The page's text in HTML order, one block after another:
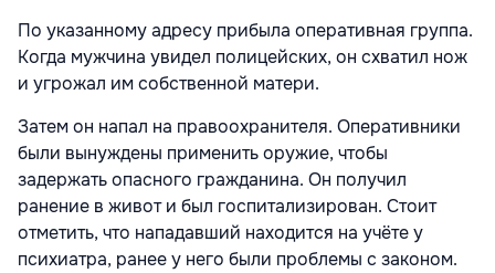
По указанному адресу прибыла оперативная группа.
Когда мужчина увидел полицейских, он схватил нож
и угрожал им собственной матери.
Затем он напал на правоохранителя. Оперативники
были вынуждены применить оружие, чтобы
задержать опасного гражданина. Он получил
ранение в живот и был госпитализирован. Стоит
отметить, что нападавший находится на учёте у
психиатра, ранее у него были проблемы с законом.